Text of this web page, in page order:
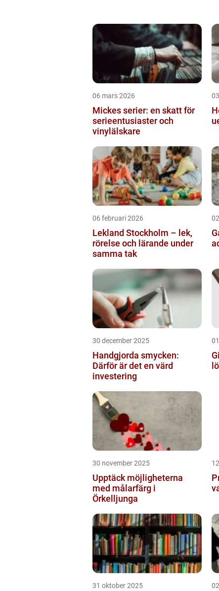
06 mars 2026
Mickes serier: en skatt för
serieentusiaster och
vinylälskare
06 februari 2026
Lekland Stockholm – lek,
rörelse och lärande under
samma tak
30 december 2025
Handgjorda smycken:
Därför är det en värd
investering
30 november 2025
Upptäck möjligheterna
med målarfärg i
Örkelljunga
31 oktober 2025